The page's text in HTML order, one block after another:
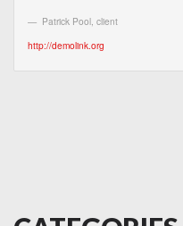
Patrick Pool, client
http://demolink.org